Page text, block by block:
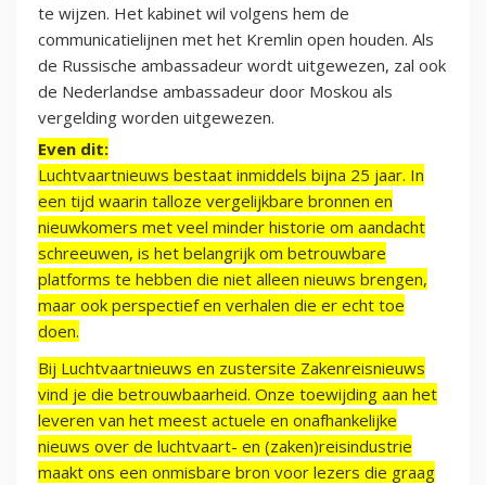
te wijzen. Het kabinet wil volgens hem de
communicatielijnen met het Kremlin open houden. Als
de Russische ambassadeur wordt uitgewezen, zal ook
de Nederlandse ambassadeur door Moskou als
vergelding worden uitgewezen.
Even dit:
Luchtvaartnieuws bestaat inmiddels bijna 25 jaar. In
een tijd waarin talloze vergelijkbare bronnen en
nieuwkomers met veel minder historie om aandacht
schreeuwen, is het belangrijk om betrouwbare
platforms te hebben die niet alleen nieuws brengen,
maar ook perspectief en verhalen die er echt toe
doen.
Bij Luchtvaartnieuws en zustersite Zakenreisnieuws
vind je die betrouwbaarheid. Onze toewijding aan het
leveren van het meest actuele en onafhankelijke
nieuws over de luchtvaart- en (zaken)reisindustrie
maakt ons een onmisbare bron voor lezers die graag